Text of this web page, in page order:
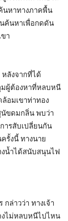
นหาทางภาคพื้น
ค้นหาเพื่อกดดัน
า
หลังจากที่ได้
มผู้ต้องหาที่หลบหนี
อมเขาท่าทอง
นัขดมกลิ่น พบว่า
ารสับเปลี่ยนกัน
รั้งนี้ ทางนาย
น้ำได้สนับสนุนไฟ
ล่าวว่า ทางเจ้า
ไม่หลบหนีไปไหน​